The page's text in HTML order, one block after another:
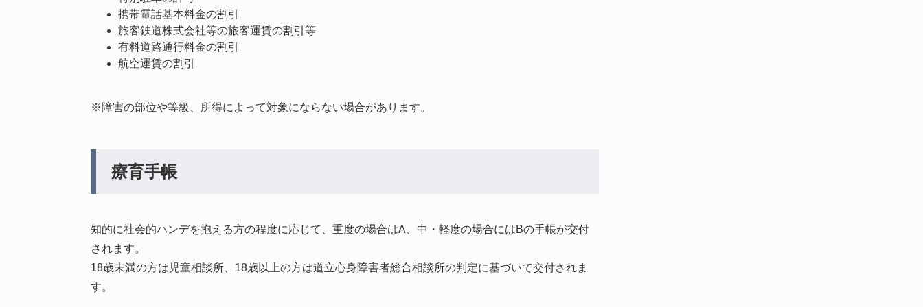
携帯電話基本料金の割引
旅客鉄道株式会社等の旅客運賃の割引等
有料道路通行料金の割引
航空運賃の割引
※障害の部位や等級、所得によって対象にならない場合があります。
療育手帳
知的に社会的ハンデを抱える方の程度に応じて、重度の場合はA、中・軽度の場合にはBの手帳が交付
されます。
18歳未満の方は児童相談所、18歳以上の方は道立心身障害者総合相談所の判定に基づいて交付されま
す。